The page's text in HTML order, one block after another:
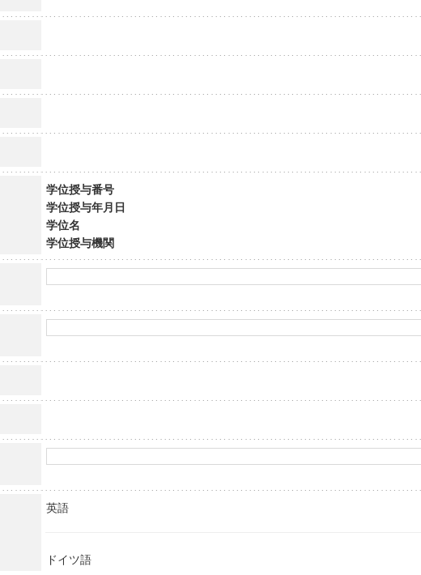
学位授与番号
学位授与年月日
学位名
学位授与機関
英語
ドイツ語